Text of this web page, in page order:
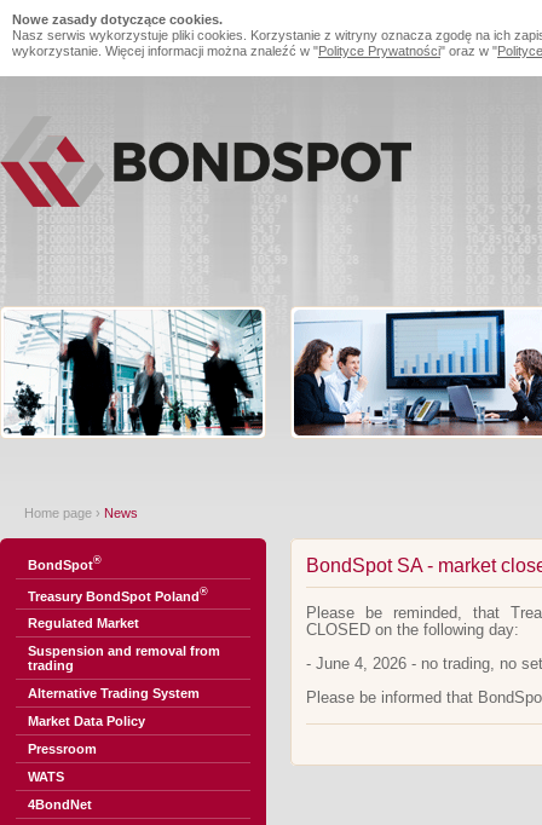
Nowe zasady dotyczące cookies.
Nasz serwis wykorzystuje pliki cookies. Korzystanie z witryny oznacza zgodę na ich
wykorzystanie. Więcej informacji można znaleźć w "Polityce Prywatności" oraz w "
Home page › News
BondSpot®
Treasury BondSpot Poland®
Regulated Market
Suspension and removal from
trading
Alternative Trading System
Market Data Policy
Pressroom
WATS
4BondNet
BondSpot SA - market
Please be reminded, that
CLOSED on the following day:
- June 4, 2026 - no trading, no
Please be informed that